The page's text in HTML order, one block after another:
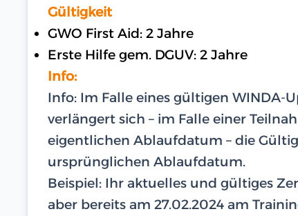
Gültigkeit
GWO First Aid: 2 Jahre
Erste Hilfe gem. DGUV: 2 Jahre
Info:
Info: Im Falle eines gültigen WINDA-
verlängert sich – im Falle einer
eigentlichen Ablaufdatum – die
ursprünglichen Ablaufdatum.
Beispiel: Ihr aktuelles und gültiges
aber bereits am 27.02.2024 am